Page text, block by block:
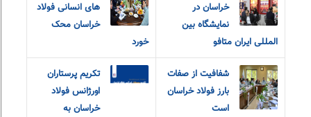
خراسان در
نمایشگاه بین
المللی ایران متافو
های انسانی فولاد
خراسان محک
خورد
شفافیت از صفات
بارز فولاد خراسان
است
تکریم پرستاران
اورژانس فولاد
خراسان به